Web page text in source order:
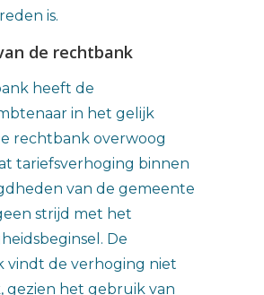
is.
de rechtbank
heeft de
in het gelijk
rechtbank overwoog
tariefsverhoging binnen
van de gemeente
strijd met het
De
vindt de verhoging niet
gezien het gebruik van